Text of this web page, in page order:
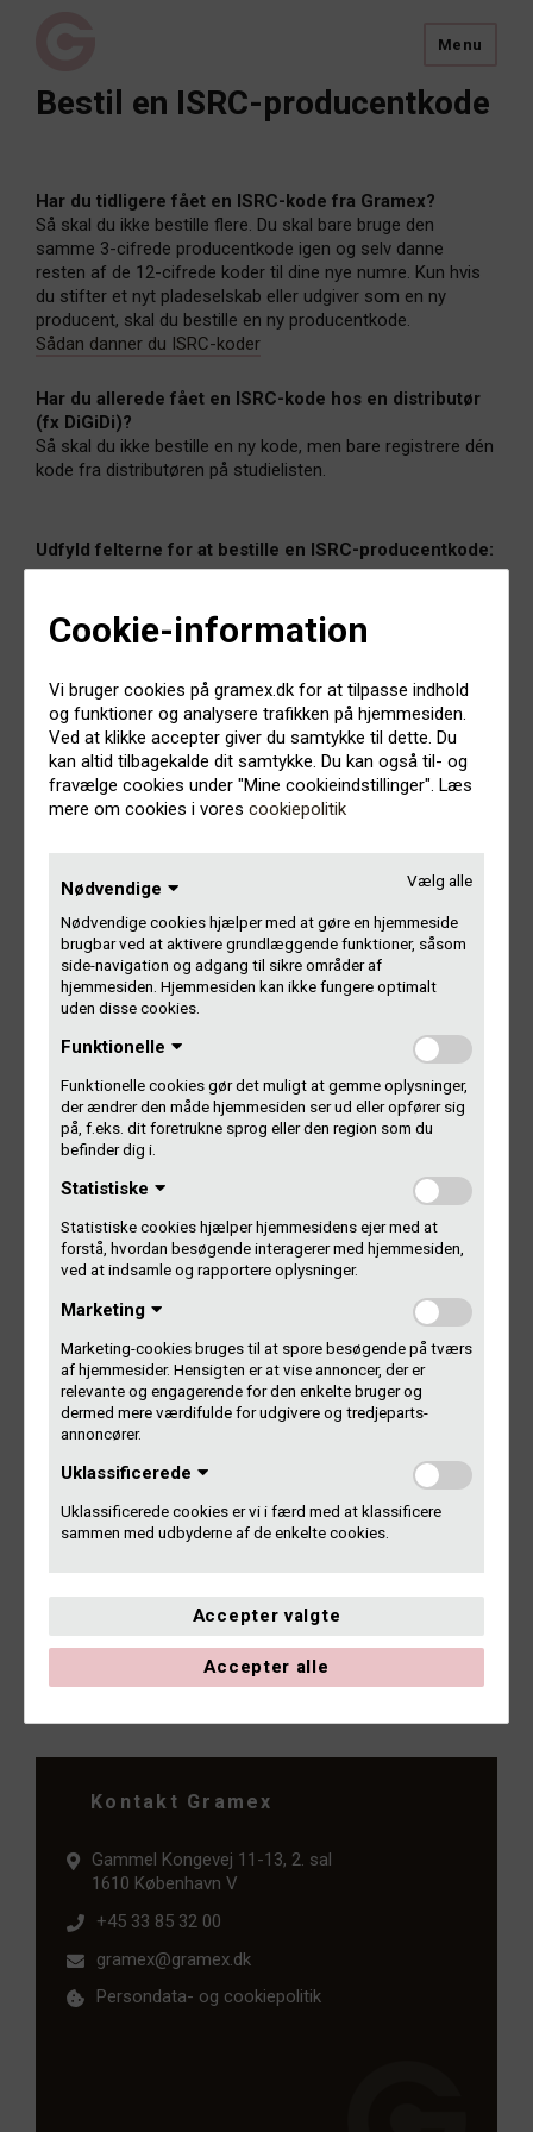
Menu
Cookie-information
Vi bruger cookies på gramex.dk for at tilpasse indhold
og funktioner og analysere trafikken på hjemmesiden.
Ved at klikke accepter giver du samtykke til dette. Du
kan altid tilbagekalde dit samtykke. Du kan også til- og
fravælge cookies under "Mine cookieindstillinger". Læs
mere om cookies i vores cookiepolitik
Vælg alle
Nødvendige
Nødvendige cookies hjælper med at gøre en hjemmeside
brugbar ved at aktivere grundlæggende funktioner, såsom
side-navigation og adgang til sikre områder af
hjemmesiden. Hjemmesiden kan ikke fungere optimalt
uden disse cookies.
Funktionelle
Funktionelle cookies gør det muligt at gemme oplysninger,
der ændrer den måde hjemmesiden ser ud eller opfører sig
på, f.eks. dit foretrukne sprog eller den region som du
befinder dig i.
Statistiske
Statistiske cookies hjælper hjemmesidens ejer med at
forstå, hvordan besøgende interagerer med hjemmesiden,
ved at indsamle og rapportere oplysninger.
Marketing
Marketing-cookies bruges til at spore besøgende på tværs
af hjemmesider. Hensigten er at vise annoncer, der er
relevante og engagerende for den enkelte bruger og
dermed mere værdifulde for udgivere og tredjeparts-
annoncører.
Uklassificerede
Uklassificerede cookies er vi i færd med at klassificere
sammen med udbyderne af de enkelte cookies.
Accepter valgte
Accepter alle
Bestil en ISRC-producentkode
Har du tidligere fået en ISRC-kode fra Gramex?
Så skal du ikke bestille flere. Du skal bare bruge den
samme 3-cifrede producentkode igen og selv danne
resten af de 12-cifrede koder til dine nye numre. Kun hvis
du stifter et nyt pladeselskab eller udgiver som en ny
producent, skal du bestille en ny producentkode.
Sådan danner du ISRC-koder
Har du allerede fået en ISRC-kode hos en distributør
(fx DiGiDi)?
Så skal du ikke bestille en ny kode, men bare registrere dén
kode fra distributøren på studielisten.
Udfyld felterne for at bestille en ISRC-producentkode:
Adresse
Land
Telefon
E-mail
Kontaktperson
Kontakt Gramex
Gammel Kongevej 11-13, 2. sal
1610 København V
+45 33 85 32 00
gramex@gramex.dk
Persondata- og cookiepolitik